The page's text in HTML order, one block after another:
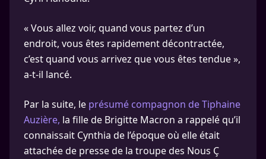
« Vous allez voir, quand vous partez d’un
endroit, vous êtes rapidement décontractée,
c’est quand vous arrivez que vous êtes tendue »,
a-t-il lancé.
Par la suite, le présumé compagnon de Tiphaine
Auzière, la fille de Brigitte Macron a rappelé qu’il
connaissait Cynthia de l’époque où elle était
attachée de presse de la troupe des Nous Ç